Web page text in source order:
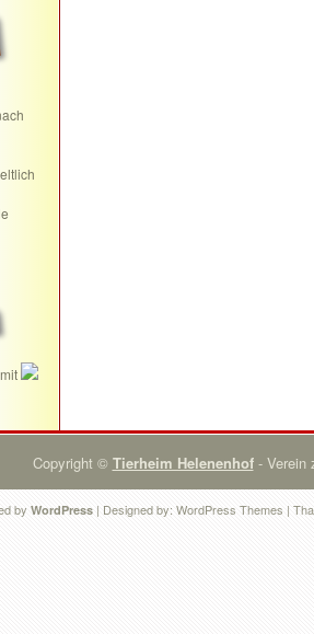
Copyright © Tierheim Helenenhof- Verein
by WordPress | Designed by: WordPress Themes |